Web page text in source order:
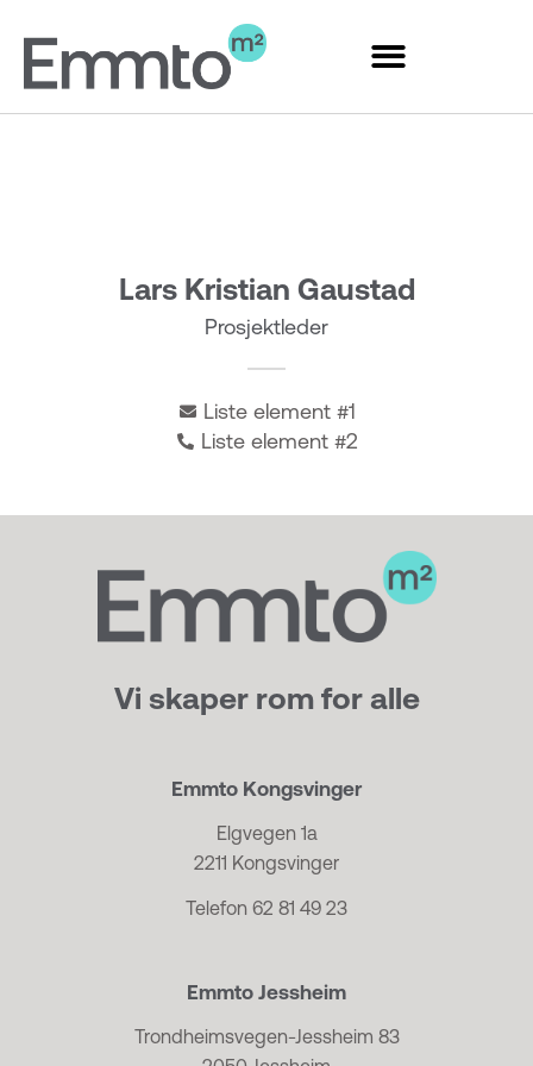
rett
Lars Kristian Gaustad
Prosjektleder
Liste element #1
Liste element #2
Vi skaper rom for alle
Emmto Kongsvinger
Elgvegen 1a
2211 Kongsvinger
Telefon 62 81 49 23
Emmto Jessheim
Trondheimsvegen-Jessheim 83